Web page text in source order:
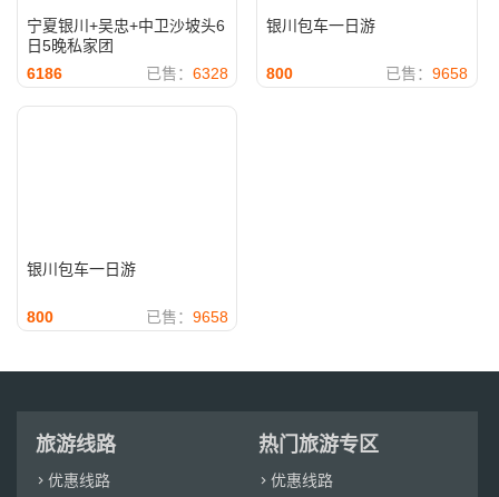
宁夏银川+吴忠+中卫沙坡头6
日5晚私家团
6186
已售： 6328
银川包车一日游
800 已售： 9658
银川包车一日游
800 已售： 9658
旅游线路
 优惠线路
热门旅游专区
优惠线路